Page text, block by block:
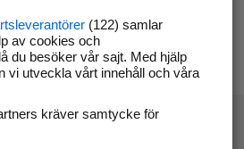
(122) samlar
av cookies och
du besöker vår sajt. Med hjälp
vi utveckla vårt innehåll och våra
kräver samtycke för